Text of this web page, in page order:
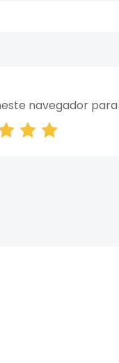
navegador